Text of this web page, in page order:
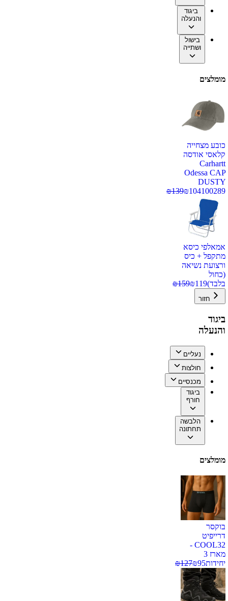
ביגוד
והנעלה
בישול
ושתייה
מומלצים
כובע מצחייה
קלאסי אודסה
Carhartt
Odessa CAP
DUSTY
100289
₪104
₪139
אמאלפי כיסא
מתקפל + כיס
ורצועת נשיאה
(כחול
בלבד)
₪119
₪159
חזור
ביגוד
והנעלה
נעליים
חולצות
מכנסיים
ביגוד
חורף
הלבשה
תחתונה
מומלצים
בוקסר
דרייפיט
COOL32 -
מארז 3
יחידות
₪95
₪127